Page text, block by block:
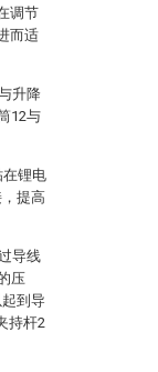
调节
而适
升降
12与
在锂电
提高
导线
压
到导
持杆2